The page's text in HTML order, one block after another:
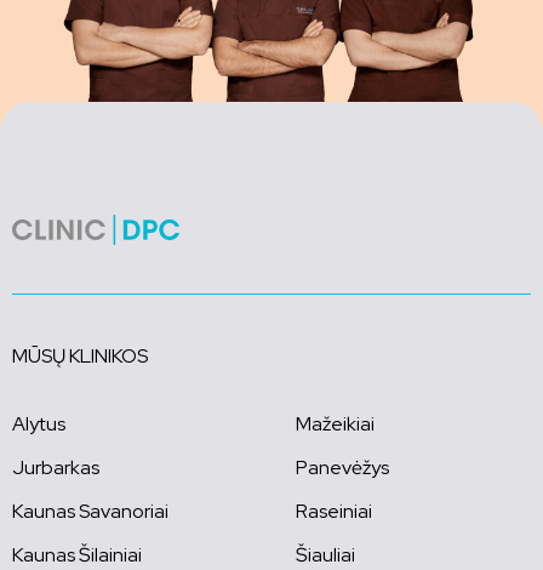
MŪSŲ KLINIKOS
Alytus
Jurbarkas
Kaunas Savanoriai
Kaunas Šilainiai
Mažeikiai
Panevėžys
Raseiniai
Šiauliai